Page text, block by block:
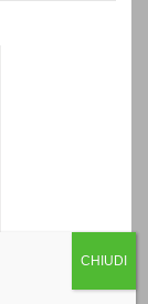
CHIUDI